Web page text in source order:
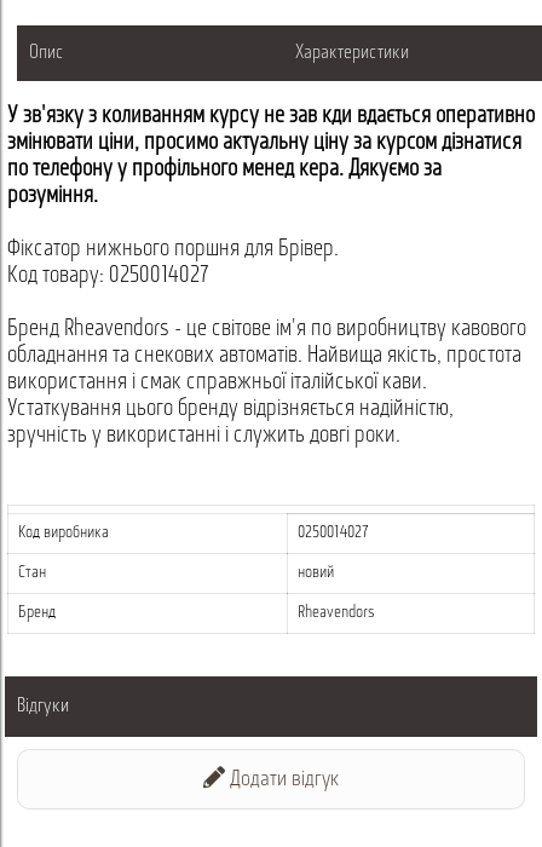
Опис Характеристики
У зв'язку з коливанням курсу не завжди вдається оперативно
змінювати ціни, просимо актуальну ціну за курсом дізнатися
по телефону у профільного менеджера. Дякуємо за
розуміння.
Фіксатор нижнього поршня для Брівер.
Код товару: 0250014027
Бренд Rheavendors - це світове ім'я по виробництву кавового
обладнання та снекових автоматів. Найвища якість, простота
використання і смак справжньої італійської кави.
Устаткування цього бренду відрізняється надійністю,
зручність у використанні і служить довгі роки.
Код виробника 0250014027
Стан новий
Бренд Rheavendors
Відгуки
Додати відгук